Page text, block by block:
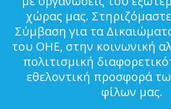
χώρας μας.
Σύμβαση για τα
του ΟΗΕ, στην κοινωνική
πολιτισμική
εθελοντική προσφορά
φίλων μας.